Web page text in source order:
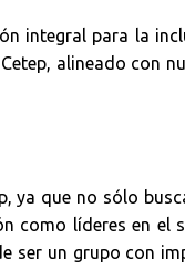
integral para la
alineado con
ya que no sólo
como líderes en el
ser un grupo con